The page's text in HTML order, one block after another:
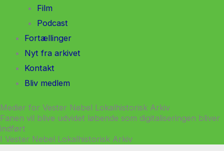
Film
Podcast
Fortællinger
Nyt fra arkivet
Kontakt
Bliv medlem
Medier for Vester Nebel Lokalhistorisk Arkiv
Fanen vil blive udvidet løbende som digitaliseringen bliver
indført
I Vester Nebel Lokalhistorisk Arkiv